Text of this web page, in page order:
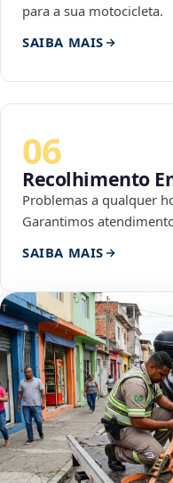
para a sua motocicleta.
SAIBA MAIS
06
Recolhimento
Problemas a qualquer
Garantimos
SAIBA MAIS